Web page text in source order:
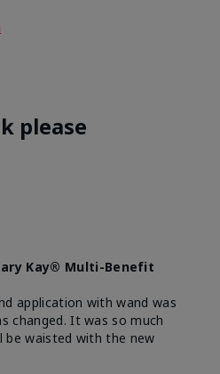
please
Kay® Multi-Benefit
application with wand was
changed. It was so much
be waisted with the new